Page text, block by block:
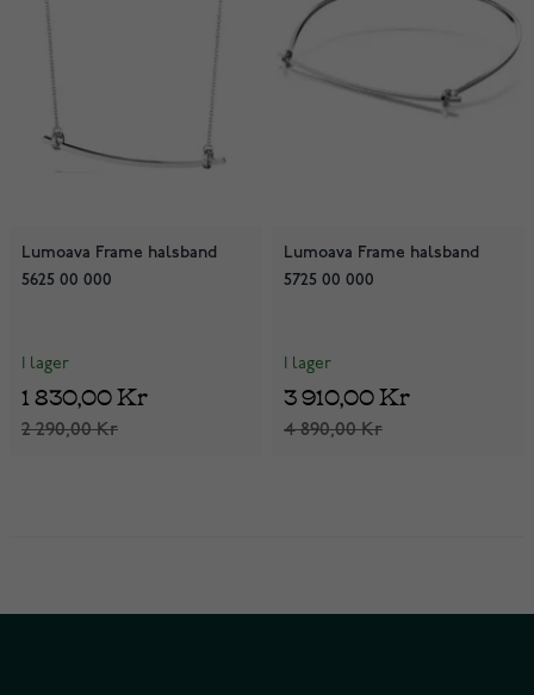
Lumoava Frame halsband
5625 00 000
I lager
2 290,00 Kr
1 830,00 Kr
Lumoava Frame halsband
5725 00 000
I lager
4 890,00 Kr
3 910,00 Kr